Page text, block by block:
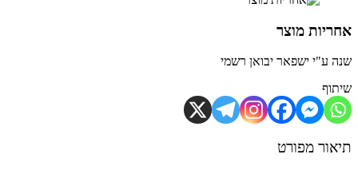
מוצר
ע"י ישפאר יבואן רשמי
מפורט